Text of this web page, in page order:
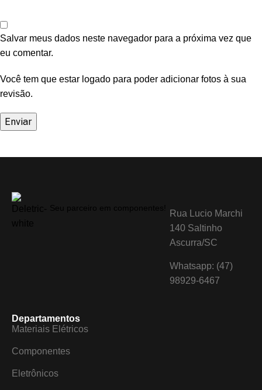
Salvar meus dados neste navegador para a próxima vez que
eu comentar.
Você tem que estar logado para poder adicionar fotos à sua
revisão.
Rua Lucio Marchi
140 Saltinho
Ascurra/SC
Whatsapp: (47)
98929-6467
Departamentos
Materiais Elétricos
Componentes
Eletrônicos